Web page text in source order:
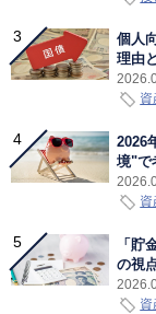
個人
理由
資
2026
境"で
資
「貯
の視
資